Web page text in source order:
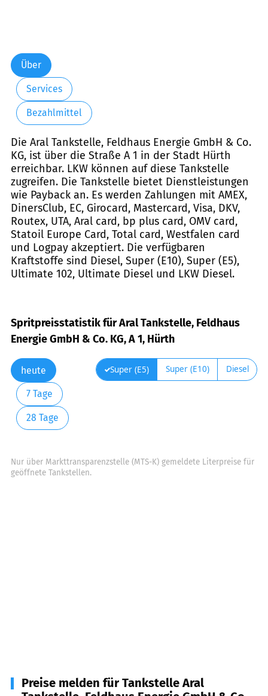
Über
Services
Bezahlmittel
Die Aral Tankstelle, Feldhaus Energie GmbH & Co.
KG, ist über die Straße A 1 in der Stadt Hürth
erreichbar. LKW können auf diese Tankstelle
zugreifen. Die Tankstelle bietet Dienstleistungen
wie Payback an. Es werden Zahlungen mit AMEX,
DinersClub, EC, Girocard, Mastercard, Visa, DKV,
Routex, UTA, Aral card, bp plus card, OMV card,
Statoil Europe Card, Total card, Westfalen card
und Logpay akzeptiert. Die verfügbaren
Kraftstoffe sind Diesel, Super (E10), Super (E5),
Ultimate 102, Ultimate Diesel und LKW Diesel.
Spritpreisstatistik für Aral Tankstelle, Feldhaus
Energie GmbH & Co. KG, A 1, Hürth
heute
7 Tage
28 Tage
Super (E5) Super (E10) Diesel
Nur über Markttransparenzstelle (MTS-K) gemeldete Literpreise für
geöffnete Tankstellen.
Preise melden für Tankstelle Aral